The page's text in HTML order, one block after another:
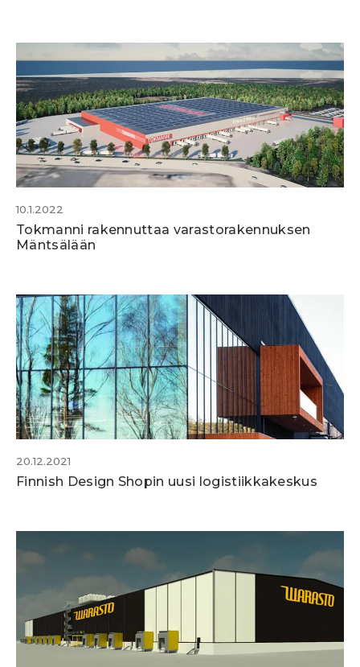
10.1.2022
Tokmanni rakennuttaa varastorakennuksen
Mäntsälään
20.12.2021
Finnish Design Shopin uusi logistiikkakeskus